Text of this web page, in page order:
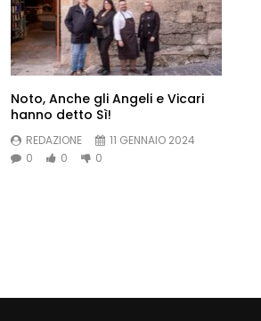
Noto, Anche gli Angeli e Vicari
hanno detto Sì!
REDAZIONE
11 GENNAIO 2024
0
0 0